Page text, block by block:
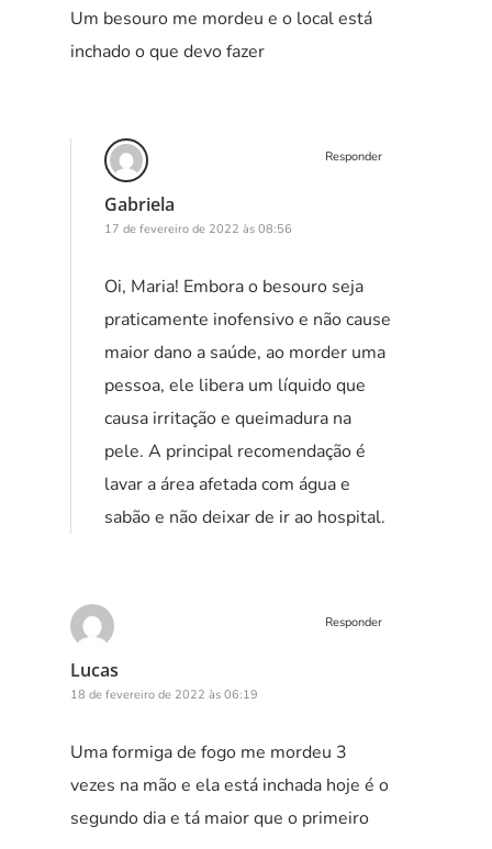
Um besouro me mordeu e o local está
inchado o que devo fazer
Gabriela
17 de fevereiro de 2022 às 08:56
Oi, Maria! Embora o besouro seja
praticamente inofensivo e não cause
maior dano a saúde, ao morder uma
pessoa, ele libera um líquido que
causa irritação e queimadura na
pele. A principal recomendação é
lavar a área afetada com água e
sabão e não deixar de ir ao hospital.
Responder
Lucas
18 de fevereiro de 2022 às 06:19
Uma formiga de fogo me mordeu 3
vezes na mão e ela está inchada hoje é o
segundo dia e tá maior que o primeiro
Responder